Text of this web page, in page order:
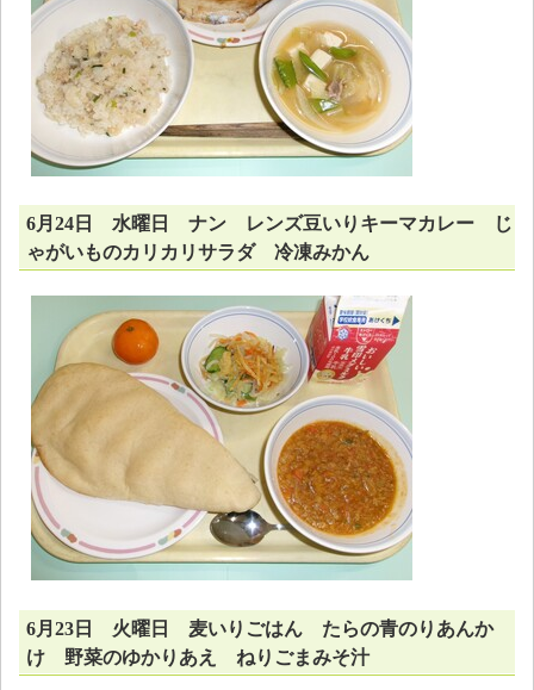
6月24日 水曜日 ナン レンズ豆いりキーマカレー じ
ゃがいものカリカリサラダ 冷凍みかん
6月23日 火曜日 麦いりごはん たらの青のりあんか
け 野菜のゆかりあえ ねりごまみそ汁